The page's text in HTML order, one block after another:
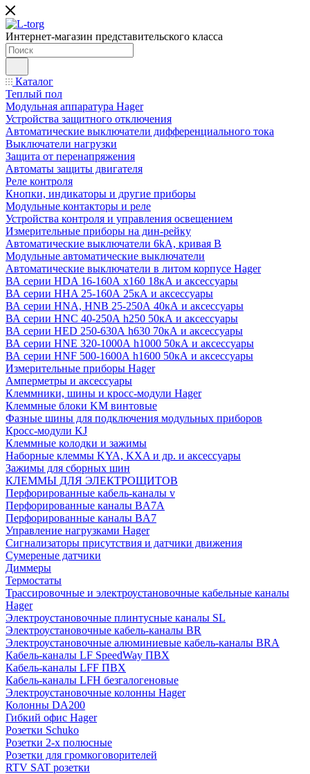
Интернет-магазин представительского класса
Каталог
Теплый пол
Модульная аппаратура Hager
Устройства защитного отключения
Автоматические выключатели дифференциального тока
Выключатели нагрузки
Защита от перенапряжения
Автоматы защиты двигателя
Реле контроля
Кнопки, индикаторы и другие приборы
Модульные контакторы и реле
Устройства контроля и управления освещением
Измерительные приборы на дин-рейку
Автоматические выключатели 6kA, кривая В
Модульные автоматические выключатели
Автоматические выключатели в литом корпусе Hager
ВА серии HDA 16-160А x160 18кА и аксессуары
ВА серии HHA 25-160А 25кА и аксессуары
ВА серии HNA, HNB 25-250А 40кА и аксессуары
ВА серии HNC 40-250А h250 50кА и аксессуары
ВА серии HED 250-630А h630 70кА и аксессуары
ВА серии HNE 320-1000А h1000 50кА и аксессуары
ВА серии HNF 500-1600А h1600 50кА и аксессуары
Измерительные приборы Hager
Амперметры и аксессуары
Клеммники, шины и кросс-модули Hager
Клеммные блоки KM винтовые
Фазные шины для подключения модульных приборов
Кросс-модули KJ
Клеммные колодки и зажимы
Наборные клеммы KYA, KXA и др. и аксессуары
Зажимы для сборных шин
КЛЕММЫ ДЛЯ ЭЛЕКТРОЩИТОВ
Перфорированные кабель-каналы v
Перфорированные каналы BA7A
Перфорированные каналы BA7
Управление нагрузками Hager
Сигнализаторы присутствия и датчики движения
Сумереные датчики
Диммеры
Термостаты
Трассировочные и электроустановочные кабельные каналы
Hager
Электроустановочные плинтусные каналы SL
Электроустановочные кабель-каналы BR
Электроустановочные алюминиевые кабель-каналы BRA
Кабель-каналы LF SpeedWay ПВХ
Кабель-каналы LFF ПВХ
Кабель-каналы LFH безгалогеновые
Электроустановочные колонны Hager
Колонны DA200
Гибкий офис Hager
Розетки Schuko
Розетки 2-х полюсные
Розетки для громкоговорителей
RTV SAT розетки